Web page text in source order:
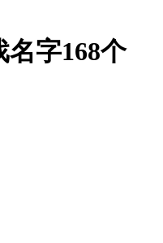
字168个